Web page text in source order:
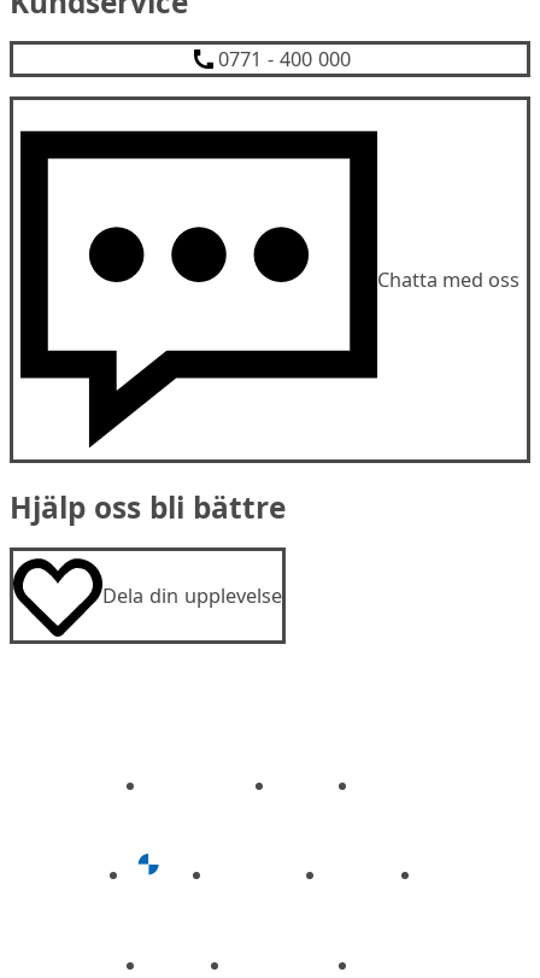
0771 - 400 000
Chatta med oss
Hjälp oss bli bättre
Dela din upplevelse